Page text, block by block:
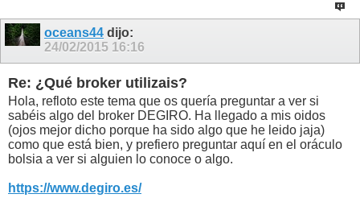
oceans44 dijo:
24/02/2015 16:16
Re: ¿Qué broker utilizais?
Hola, refloto este tema que os quería preguntar a ver si
sabéis algo del broker DEGIRO. Ha llegado a mis oidos
(ojos mejor dicho porque ha sido algo que he leido jaja)
como que está bien, y prefiero preguntar aquí en el oráculo
bolsia a ver si alguien lo conoce o algo.
https://www.degiro.es/